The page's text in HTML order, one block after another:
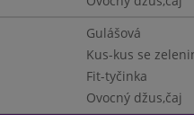
Gulášová
Kus-kus se
Fit-tyčinka
Ovocný džus,čaj